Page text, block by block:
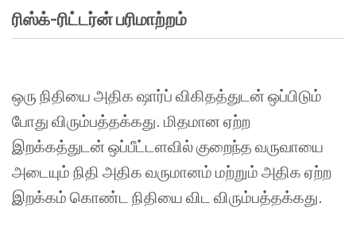
ரிஸ்க்-ரிட்டர்ன்பரிமாற்றம்
ஒரு நிதியை அதிக ஷார்ப் விகிதத்துடன் ஒப்பிடும்
போது விரும்பத்தக்கது. மிதமான ஏற்ற
இறக்கத்துடன் ஒப்பீட்டளவில்குறைந்த வருவாயை
அடையும் நிதி அதிக வருமானம் மற்றும் அதிக ஏற்ற
இறக்கம் கொண்ட நிதியை விட விரும்பத்தக்கது.